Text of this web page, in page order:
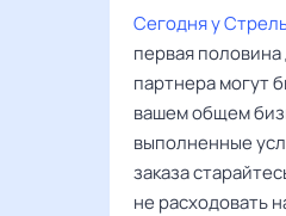
Сегодня у
первая
партнера могут
вашем общем
выполненные
заказа
не расходовать